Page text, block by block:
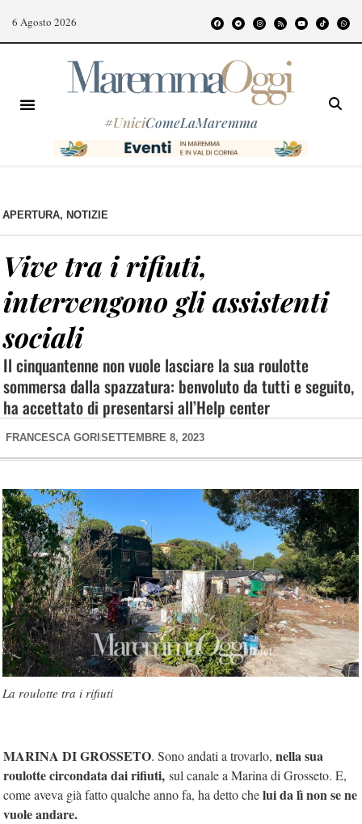
6 Agosto 2026
#UniciComeLaMaremma
APERTURA, NOTIZIE
Vive tra i rifiuti,
intervengono gli assistenti
sociali
Il cinquantenne non vuole lasciare la sua roulotte
sommersa dalla spazzatura: benvoluto da tutti e seguito,
ha accettato di presentarsi all’Help center
FRANCESCA GORI SETTEMBRE 8, 2023
La roulotte tra i rifiuti
MARINA DI GROSSETO. Sono andati a trovarlo, nella sua
roulotte circondata dai rifiuti, sul canale a Marina di Grosseto. E,
come aveva già fatto qualche anno fa, ha detto chelui da lì non se ne
vuole andare.